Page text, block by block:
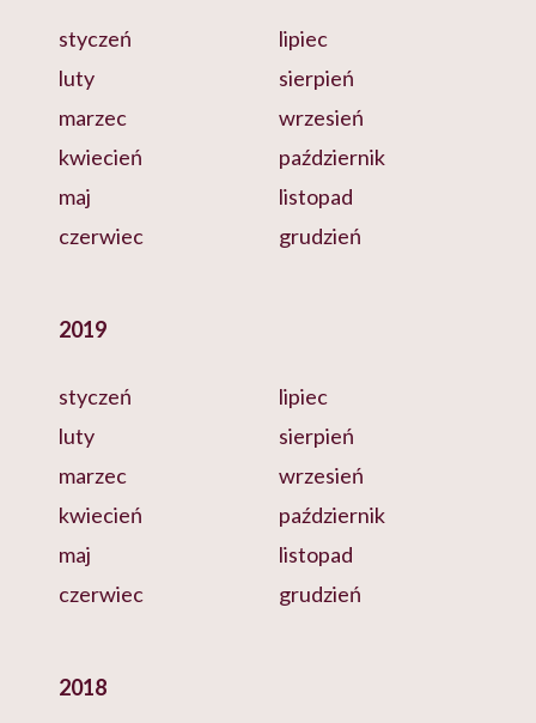
styczeń
luty
marzec
kwiecień
maj
czerwiec
lipiec
sierpień
wrzesień
październik
listopad
grudzień
2019
styczeń
luty
marzec
kwiecień
maj
czerwiec
lipiec
sierpień
wrzesień
październik
listopad
grudzień
2018